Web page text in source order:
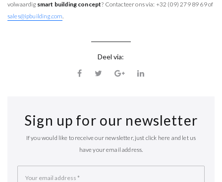
volwaardig smart building concept? Contacteer ons via: +32 (09) 279 89 69of
sales@ipbuilding.com
Deel via:
Sign up for our newsletter
If you would like to receive our newsletter, just click here and let us
have your email address.
Your email address *